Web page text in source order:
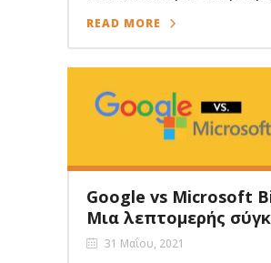
READ MORE
Google vs Microsoft
Μια λεπτομερής
31 Μαΐου, 2021